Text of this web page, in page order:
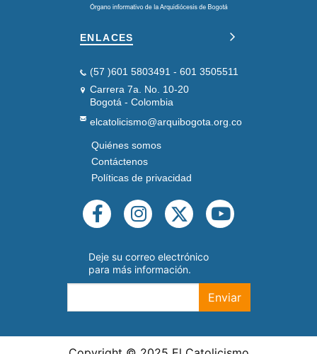
ENLACES
(57 )601 5803491 - 601 3505511
Carrera 7a. No. 10-20
Bogotá - Colombia
elcatolicismo@arquibogota.org.co
PIE
DE
PÁGINA
SEGUNDO
Quiénes somos
Contáctenos
Políticas de privacidad
REDES
SOCIALES
Deje su correo electrónico
para más información.
Enviar